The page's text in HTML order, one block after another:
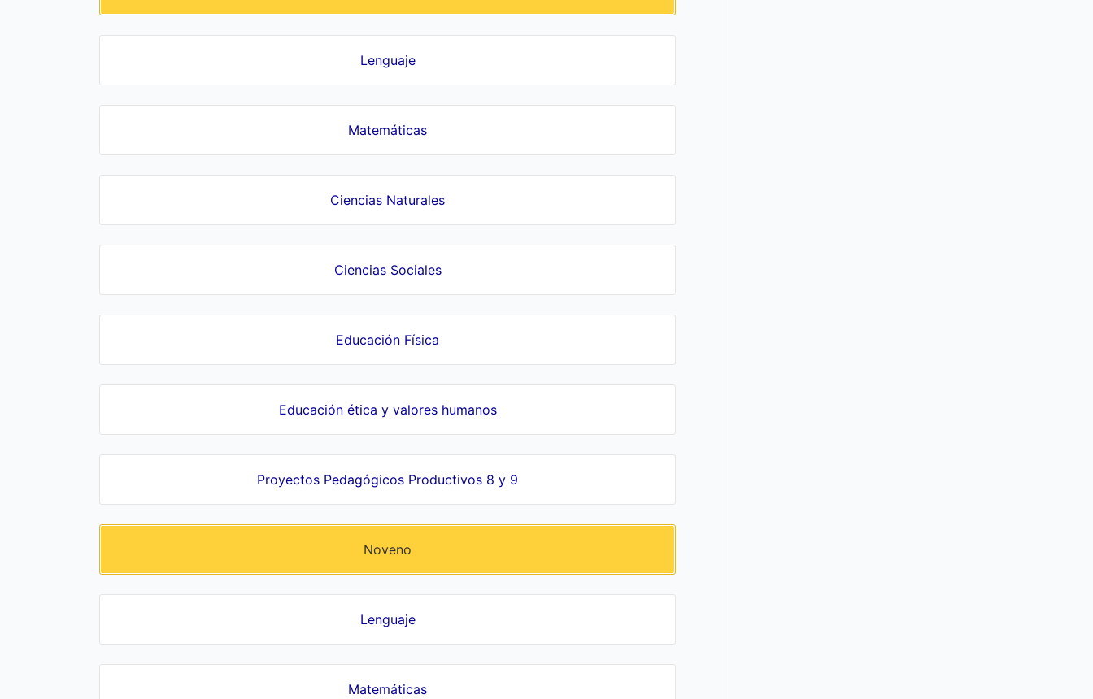
Lenguaje
Matemáticas
Ciencias Naturales
Ciencias Sociales
Educación Física
Educación ética y valores humanos
Proyectos Pedagógicos Productivos 8 y 9
Noveno
Lenguaje
Matemáticas